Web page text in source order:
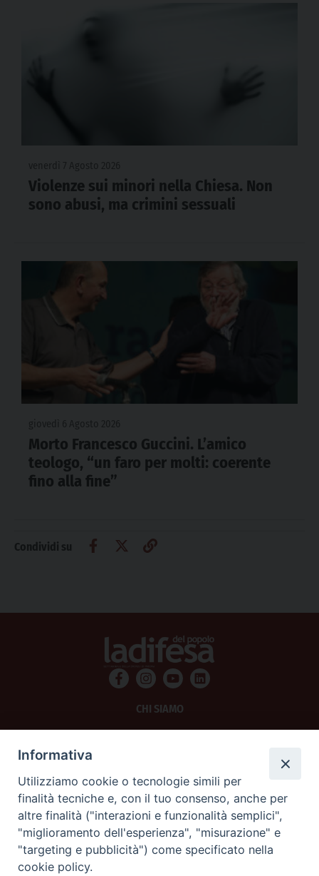
Violenze sui minori nella Chiesa. Non
sono abusi, ma crimini sessuali
Morto Francesco Guccini. L’amico
teologo, “un faro per molti: coerente
fino alla fine”
Condividi su
CHI SIAMO
SCRIVICI
La Difesa srl - P.iva 05125420280
La Difesa del Popolo percepisce i contributi pubblici all'editoria.
La Difesa del Popolo, tramite la Fisc (Federazione Italiana Settimanali Cattolici)
Informativa
Utilizziamo cookie o tecnologie simili per
finalità tecniche e, con il tuo consenso, anche per
altre finalità ("interazioni e funzionalità semplici",
"miglioramento dell'esperienza", "misurazione" e
"targeting e pubblicità") come specificato nella
cookie policy.